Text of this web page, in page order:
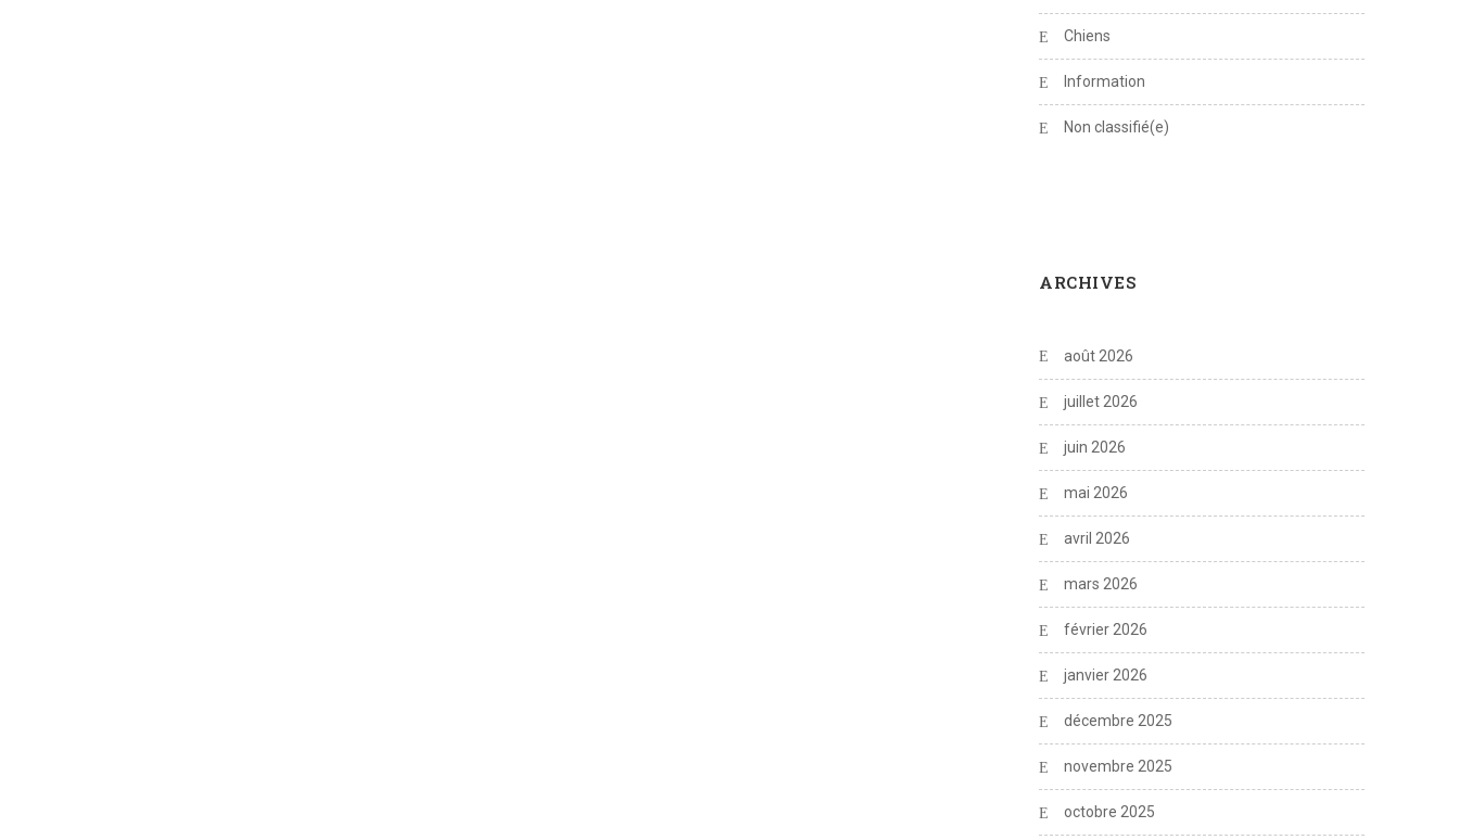
Chiens
Information
Non classifié(e)
ARCHIVES
août 2026
juillet 2026
juin 2026
mai 2026
avril 2026
mars 2026
février 2026
janvier 2026
décembre 2025
novembre 2025
octobre 2025